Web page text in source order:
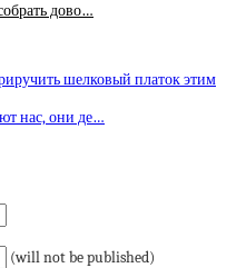
дово…
шелковый платок этим
нас, они де…
(will not be published)